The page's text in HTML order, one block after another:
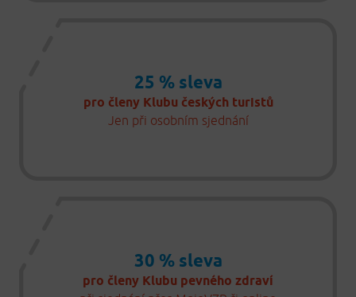
25 % sleva
pro členy Klubu českých turistů
Jen při osobním sjednání
30 % sleva
pro členy Klubu pevného zdraví